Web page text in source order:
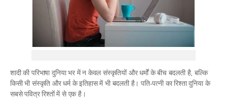
शादी की परिभाषा दुनिया भर में न केवल संस्कृतियों और धर्मों के बीच बदलती है, बल्कि
किसी भी संस्कृति और धर्म के इतिहास में भी बदलती है। पति-पत्नी का रिश्ता दुनिया के
सबसे पवित्र रिश्तों में से एक है।